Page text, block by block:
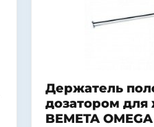
Держатель
дозатором
BEMETA